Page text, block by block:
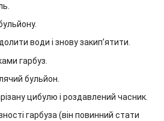
води і знову закип’ятити.
гарбуз.
бульйон.
цибулю і роздавлений часник.
гарбуза (він повинний стати